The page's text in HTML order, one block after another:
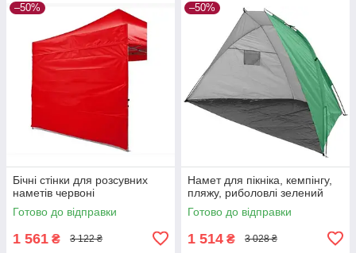
–50%
Бічні стінки для розсувних
наметів червоні
Готово до відправки
1 561 ₴ 3 122 ₴
–50%
Намет для пікніка, кемпінгу,
пляжу, риболовлі зелений
Готово до відправки
1 514 ₴ 3 028 ₴